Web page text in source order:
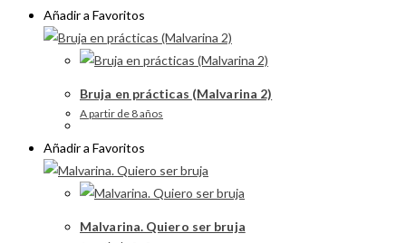
Añadir a Favoritos
Bruja en prácticas (Malvarina 2)
A partir de 8 años
Añadir a Favoritos
Malvarina. Quiero ser bruja